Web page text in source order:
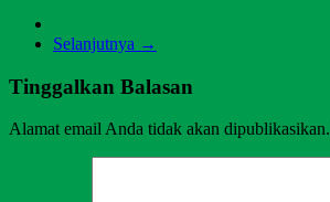
Selanjutnya →
Tinggalkan Balasan
Alamat email Anda tidak akan dipublikasikan.